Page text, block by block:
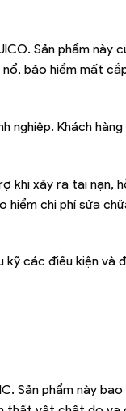
Sản phẩm này
bảo hiểm mất
nghiệp. Khách
khi xảy ra tai
chi phí sửa
các điều kiện và
Sản phẩm này